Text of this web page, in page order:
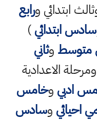
ابتدائي ورابع
سادس ابتدائي)
متوسط وثاني
الاعدادية
ادبي وخامس
احيائي وسادس